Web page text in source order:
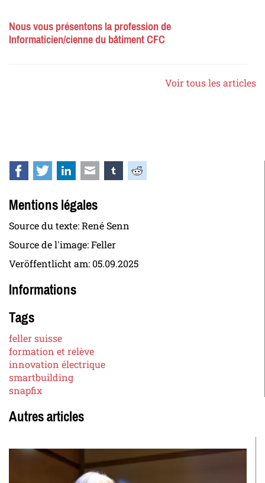
Nous vous présentons la profession de
Informaticien/cienne du bâtiment CFC
Voir tous les articles
Facebook
TwitterLinkedInE-mail tumblrReddit
Mentions légales
Source du texte: René Senn
Source de l'image: Feller
Veröffentlicht am: 05.09.2025
Informations
Tags
feller suisse
formation et relève
innovation électrique
smartbuilding
snapfix
Autres articles